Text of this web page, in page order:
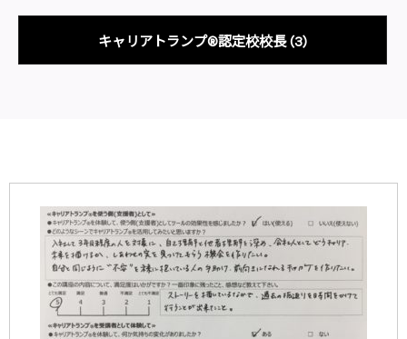
キャリアトランプ®認定校校長(3)